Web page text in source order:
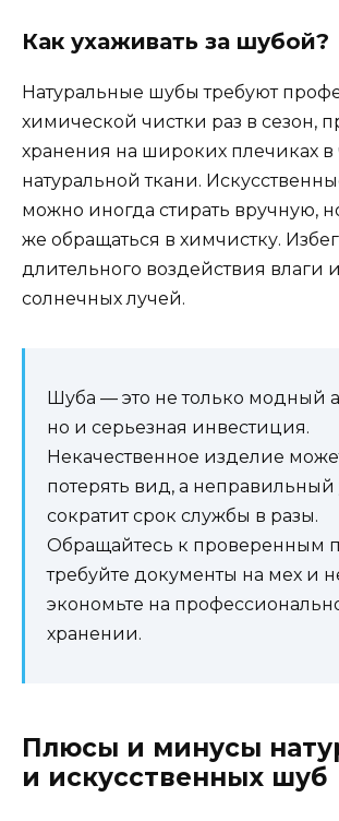
Как ухаживать за шубой?
Натуральные шубы требуют
химической чистки раз в сезон,
хранения на широких плечиках в
натуральной ткани.
можно иногда стирать вручную,
же обращаться в химчистку.
длительного воздействия влаги
солнечных лучей.
Шуба — это не только модный
но и серьезная инвестиция.
Некачественное изделие
потерять вид, а неправильный
сократит срок службы в разы.
Обращайтесь к проверенным
требуйте документы на мех и
экономьте на
хранении.
Плюсы и минусы
и искусственных шуб